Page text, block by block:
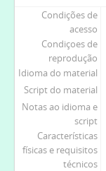
Condições de
acesso
Condiçoes de
reprodução
Idioma do material
Script do material
Notas ao idioma e
script
Características
físicas e requisitos
técnicos